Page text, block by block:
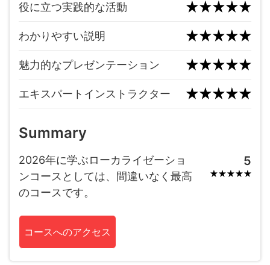
役に立つ実践的な活動
わかりやすい説明
魅力的なプレゼンテーション
エキスパートインストラクター
Summary
2026年に学ぶローカライゼーショ
ンコースとしては、間違いなく最高
のコースです。
5
コースへのアクセス